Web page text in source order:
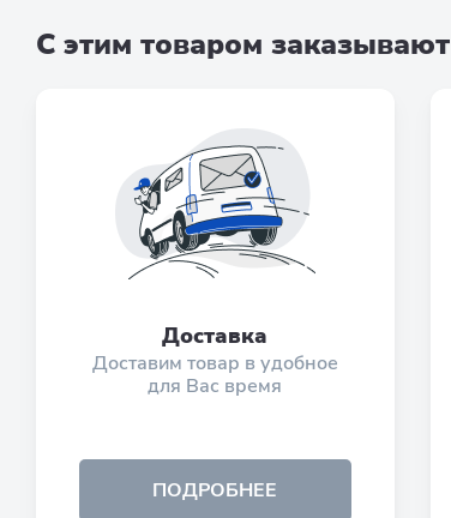
С этим товаром заказывают
Доставка
Доставим товар в удобное
для Вас время
ПОДРОБНЕЕ